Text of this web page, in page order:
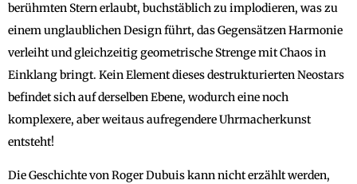
berühmten Stern erlaubt, buchstäblich zu implodieren, was zu
einem unglaublichen Design führt, das Gegensätzen Harmonie
verleiht und gleichzeitig geometrische Strenge mit Chaos in
Einklang bringt. Kein Element dieses destrukturierten Neostars
befindet sich auf derselben Ebene, wodurch eine noch
komplexere, aber weitaus aufregendere Uhrmacherkunst
entsteht!
Die Geschichte von Roger Dubuis kann nicht erzählt werden,